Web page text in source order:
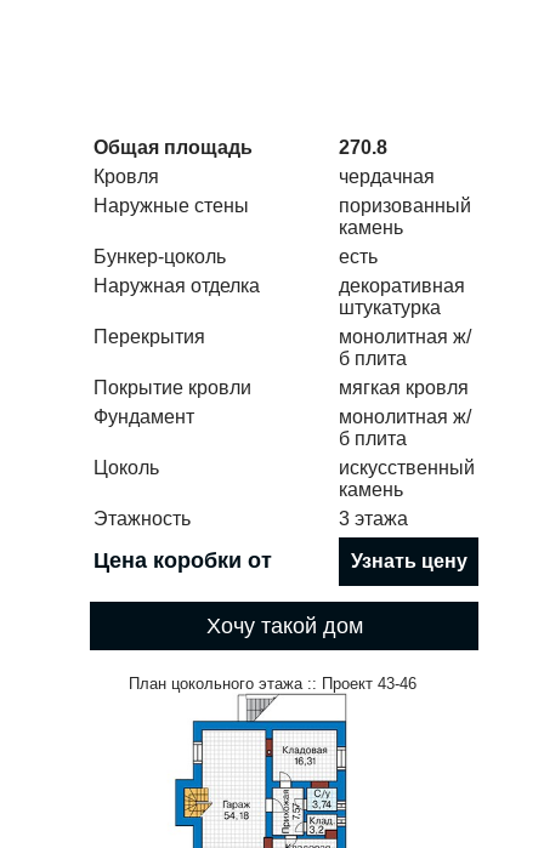
Общая площадь
270.8
Кровля
чердачная
Наружные стены
поризованный
камень
Бункер-цоколь
есть
Наружная отделка
декоративная
штукатурка
Перекрытия
монолитная ж/
б плита
Покрытие кровли
мягкая кровля
Фундамент
монолитная ж/
б плита
Цоколь
искусственный
камень
Этажность
3 этажа
Цена коробки от Узнать цену
Хочу такой дом
План цокольного этажа :: Проект 43-46